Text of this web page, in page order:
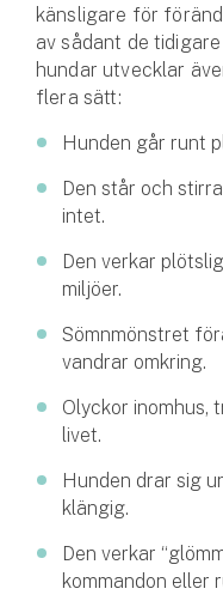
känsligare för
av sådant de
hundar utvecklar
flera sätt:
Hunden går runt
Den står och
intet.
Den verkar
miljöer.
Sömnmönstret
vandrar omkring.
Olyckor inomhus,
livet.
Hunden drar sig
klängig.
Den verkar
kommandon eller